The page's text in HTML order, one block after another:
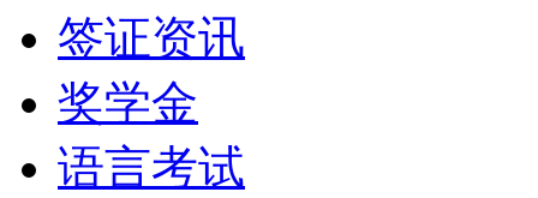
签证资讯
奖学金
语言考试